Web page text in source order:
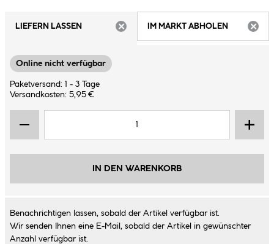
LIEFERN LASSEN
IM MARKT ABHOLEN
Online nicht verfügbar
Paketversand: 1 - 3 Tage
Versandkosten: 5,95 €
IN DEN WARENKORB
Benachrichtigen lassen, sobald der Artikel verfügbar ist.
Wir senden Ihnen eine E-Mail, sobald der Artikel in gewünschter
Anzahl verfügbar ist.